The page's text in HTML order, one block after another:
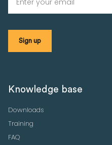
Knowledge base
Downloads
Training
FAQ